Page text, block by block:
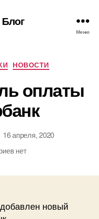
Меню
НОВОСТИ
оплаты
16 апреля, 2020
к
—
нет
новый